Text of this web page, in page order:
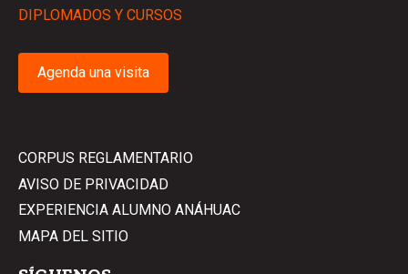
DIPLOMADOS Y CURSOS
Agenda una visita
CORPUS REGLAMENTARIO
AVISO DE PRIVACIDAD
EXPERIENCIA ALUMNO ANÁHUAC
MAPA DEL SITIO